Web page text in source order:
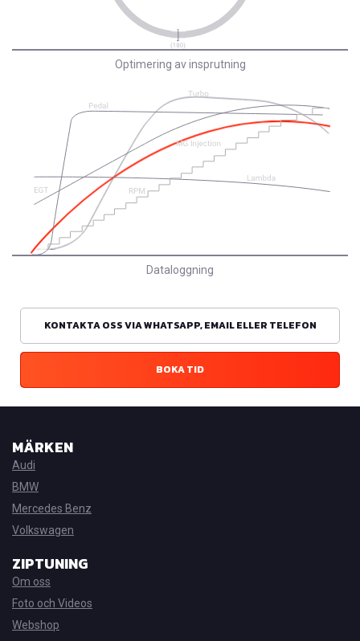
Optimering av insprutning
Dataloggning
KONTAKTA OSS VIA WHATSAPP, EMAIL ELLER TELEFON
BOKA TID
MÄRKEN
Audi
BMW
Mercedes Benz
Volkswagen
ZIPTUNING
Om oss
Foto och Videos
Webshop